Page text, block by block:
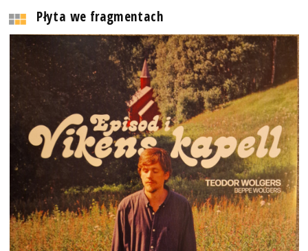
Płyta we fragmentach